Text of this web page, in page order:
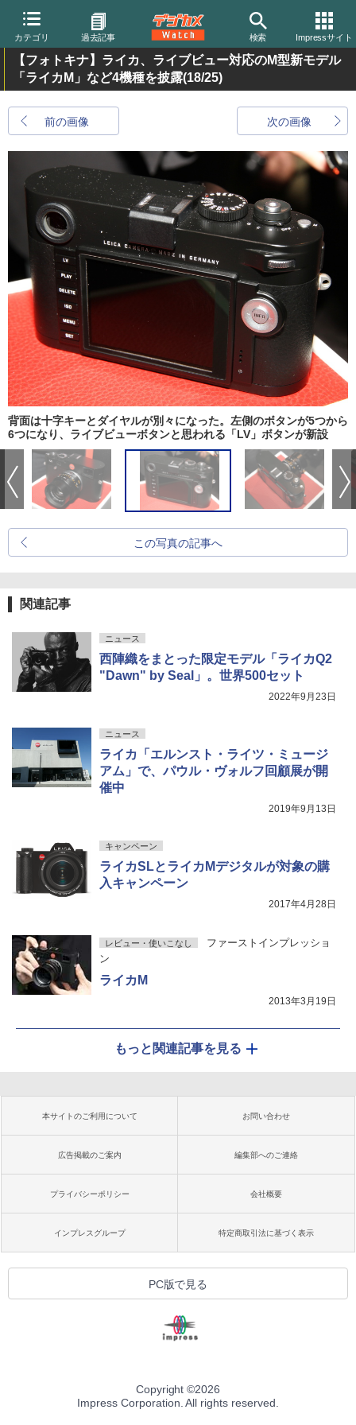
カテゴリ 過去記事 検索 Impressサイト
【フォトキナ】ライカ、ライブビュー対応のM型新モデル
「ライカM」など4機種を披露(18/25)
前の画像 次の画像
背面は十字キーとダイヤルが別々になった。左側のボタンが5つから
6つになり、ライブビューボタンと思われる「LV」ボタンが新設
この写真の記事へ
関連記事
ニュース
西陣織をまとった限定モデル「ライカQ2
"Dawn" by Seal」。世界500セット
2022年9月23日
ニュース
ライカ「エルンスト・ライツ・ミュージ
アム」で、パウル・ヴォルフ回顧展が開
催中
2019年9月13日
キャンペーン
ライカSLとライカMデジタルが対象の購
入キャンペーン
2017年4月28日
レビュー・使いこなし
ファーストインプレッショ
ン
ライカM
2013年3月19日
もっと関連記事を見る
本サイトのご利用について お問い合わせ
広告掲載のご案内 編集部へのご連絡
プライバシーポリシー 会社概要
インプレスグループ 特定商取引法に基づく表示
PC版で見る
Copyright ©2026
Impress Corporation. All rights reserved.